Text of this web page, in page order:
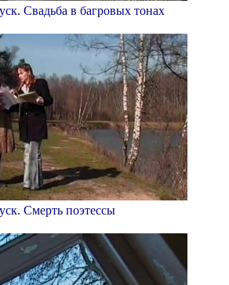
Свадьба в багровых тонах
Смерть поэтессы